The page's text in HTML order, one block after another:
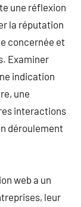
une réflexion
la réputation
concernée et
Examiner
indication
une
interactions
déroulement
web a un
leur